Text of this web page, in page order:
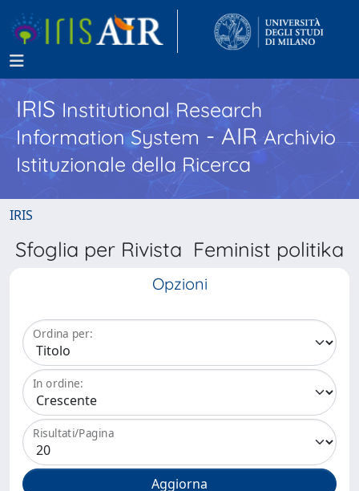
IRISInstitutional Research
Information System - AIR Archivio
Istituzionale della Ricerca
IRIS
Sfoglia per Rivista Feminist politika
Opzioni
Ordina per:
In ordine:
Risultati/Pagina